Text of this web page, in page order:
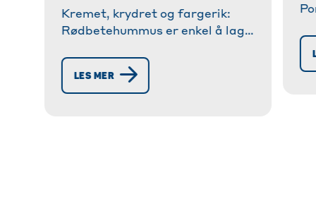
Kremet, krydret og fargerik:
Rødbetehummus er enkel å lage
kikerter. Perfekt som dip,
pålegg eller fargerik matbit
LES MER